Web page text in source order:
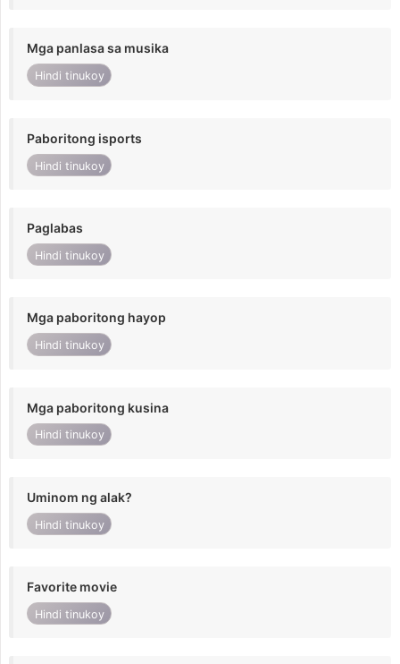
Mga panlasa sa musika
Hindi tinukoy
Paboritong isports
Hindi tinukoy
Paglabas
Hindi tinukoy
Mga paboritong hayop
Hindi tinukoy
Mga paboritong kusina
Hindi tinukoy
Uminom ng alak?
Hindi tinukoy
Favorite movie
Hindi tinukoy